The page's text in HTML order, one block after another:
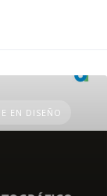
EN DISEÑO